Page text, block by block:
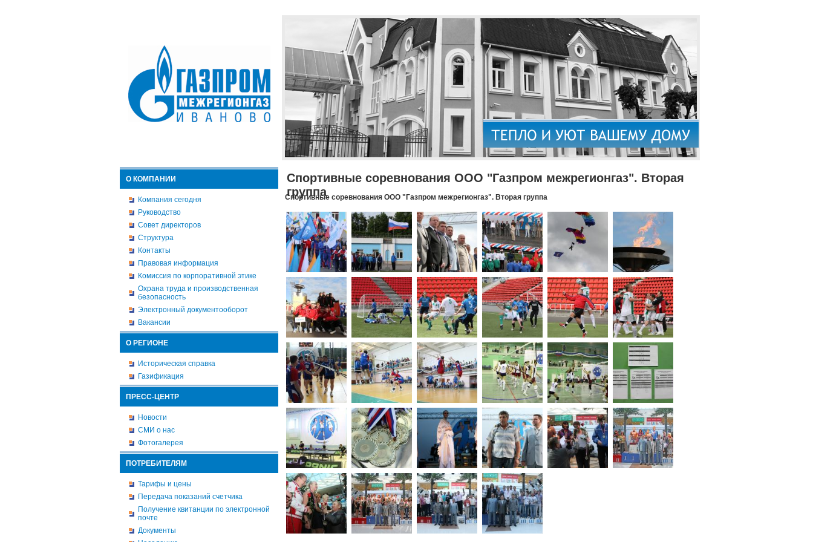
О КОМПАНИИ
Компания сегодня
Руководство
Совет директоров
Структура
Контакты
Правовая информация
Комиссия по корпоративной этике
Охрана труда и производственная
безопасность
Электронный документооборот
Вакансии
О РЕГИОНЕ
Историческая справка
Газификация
ПРЕСС-ЦЕНТР
Новости
СМИ о нас
Фотогалерея
ПОТРЕБИТЕЛЯМ
Тарифы и цены
Передача показаний счетчика
Получение квитанции по электронной
почте
Документы
Спортивные соревнования ООО "Газпром межрегионгаз". Вторая
группа
Спортивные соревнования ООО "Газпром межрегионгаз". Вторая группа